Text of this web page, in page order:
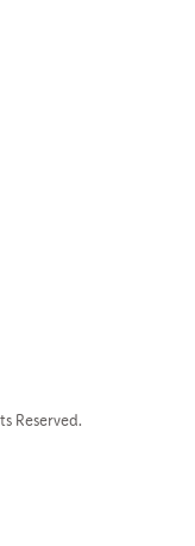
Reserved.